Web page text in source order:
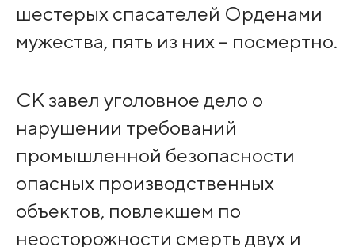
шестерых спасателей Орденами
мужества, пять из них – посмертно.
СК завел уголовное дело о
нарушении требований
промышленной безопасности
опасных производственных
объектов, повлекшем по
неосторожности смерть двух и